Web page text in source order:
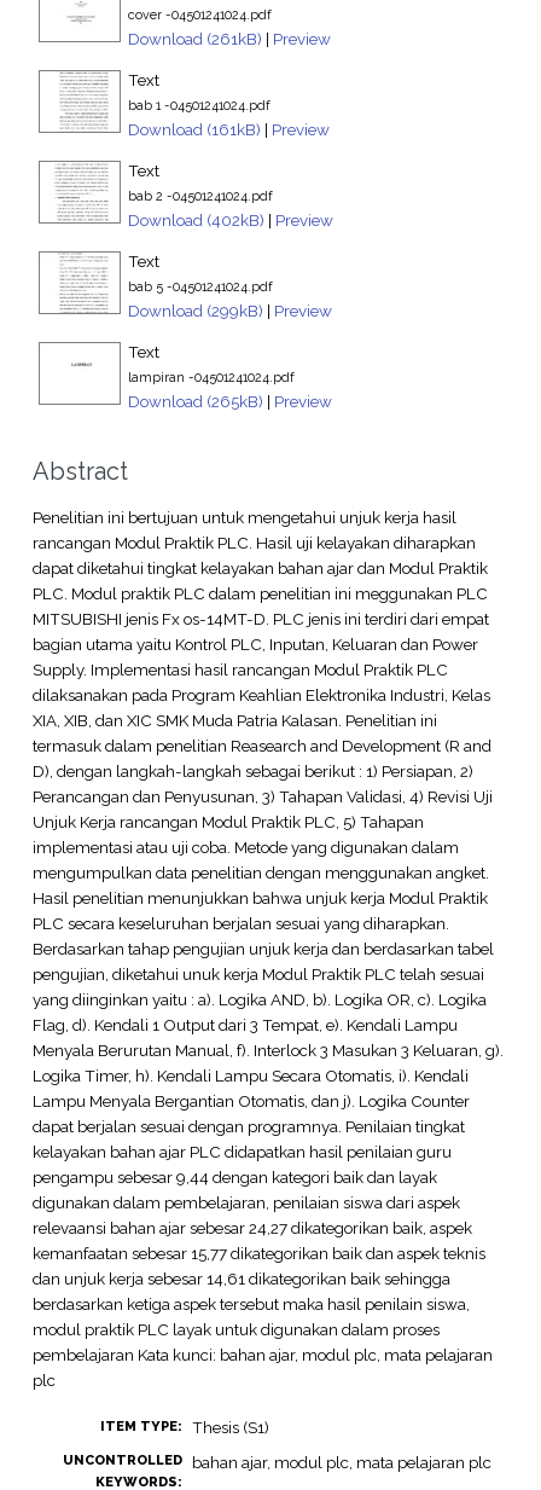
cover -04501241024.pdf
Download (261kB) | Preview
Text
bab 1 -04501241024.pdf
Download (161kB) | Preview
Text
bab 2 -04501241024.pdf
Download (402kB) | Preview
Text
bab 5 -04501241024.pdf
Download (299kB) | Preview
Text
lampiran -04501241024.pdf
Download (265kB) | Preview
Abstract
Penelitian ini bertujuan untuk mengetahui unjuk kerja hasil
rancangan Modul Praktik PLC. Hasil uji kelayakan diharapkan
dapat diketahui tingkat kelayakan bahan ajar dan Modul Praktik
PLC. Modul praktik PLC dalam penelitian ini meggunakan PLC
MITSUBISHI jenis Fx os-14MT-D. PLC jenis ini terdiri dari empat
bagian utama yaitu Kontrol PLC, Inputan, Keluaran dan Power
Supply. Implementasi hasil rancangan Modul Praktik PLC
dilaksanakan pada Program Keahlian Elektronika Industri, Kelas
XIA, XIB, dan XIC SMK Muda Patria Kalasan. Penelitian ini
termasuk dalam penelitian Reasearch and Development (R and
D), dengan langkah-langkah sebagai berikut : 1) Persiapan, 2)
Perancangan dan Penyusunan, 3) Tahapan Validasi, 4) Revisi Uji
Unjuk Kerja rancangan Modul Praktik PLC, 5) Tahapan
implementasi atau uji coba. Metode yang digunakan dalam
mengumpulkan data penelitian dengan menggunakan angket.
Hasil penelitian menunjukkan bahwa unjuk kerja Modul Praktik
PLC secara keseluruhan berjalan sesuai yang diharapkan.
Berdasarkan tahap pengujian unjuk kerja dan berdasarkan tabel
pengujian, diketahui unuk kerja Modul Praktik PLC telah sesuai
yang diinginkan yaitu : a). Logika AND, b). Logika OR, c). Logika
Flag, d). Kendali 1 Output dari 3 Tempat, e). Kendali Lampu
Menyala Berurutan Manual, f). Interlock 3 Masukan 3 Keluaran, g).
Logika Timer, h). Kendali Lampu Secara Otomatis, i). Kendali
Lampu Menyala Bergantian Otomatis, dan j). Logika Counter
dapat berjalan sesuai dengan programnya. Penilaian tingkat
kelayakan bahan ajar PLC didapatkan hasil penilaian guru
pengampu sebesar 9,44 dengan kategori baik dan layak
digunakan dalam pembelajaran, penilaian siswa dari aspek
relevaansi bahan ajar sebesar 24,27 dikategorikan baik, aspek
kemanfaatan sebesar 15,77 dikategorikan baik dan aspek teknis
dan unjuk kerja sebesar 14,61 dikategorikan baik sehingga
berdasarkan ketiga aspek tersebut maka hasil penilain siswa,
modul praktik PLC layak untuk digunakan dalam proses
pembelajaran Kata kunci: bahan ajar, modul plc, mata pelajaran
plc
ITEM TYPE: Thesis (S1)
UNCONTROLLED
KEYWORDS:
bahan ajar, modul plc, mata pelajaran plc